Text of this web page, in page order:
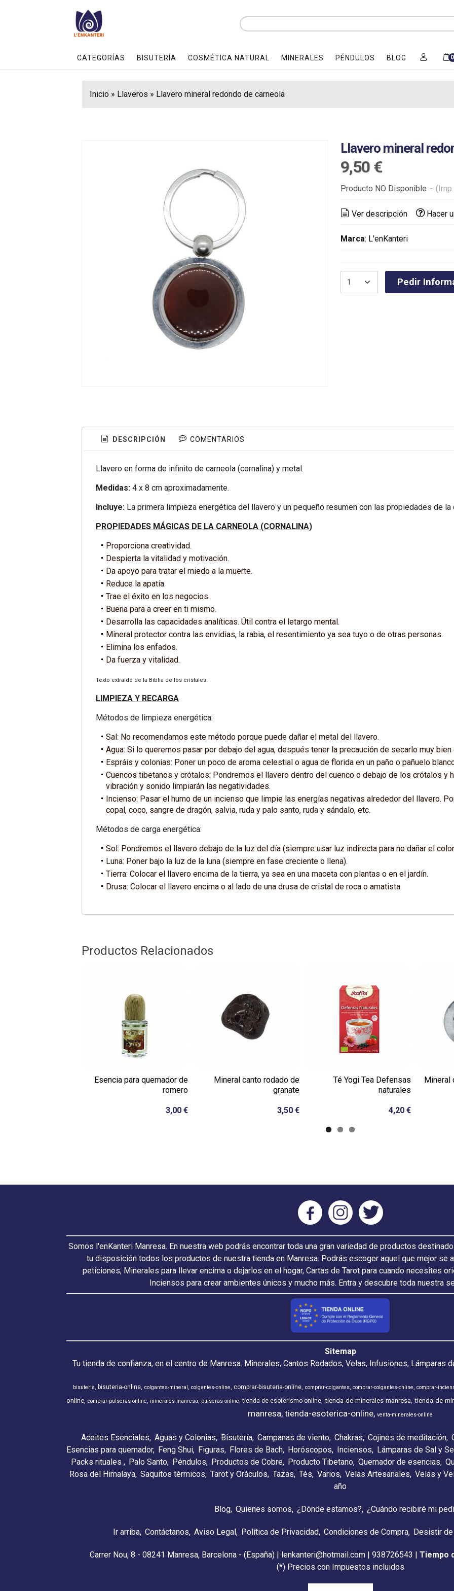
CATEGORÍAS BISUTERÍA COSMÉTICA NATURAL MINERALES PÉNDULOS BLOG 0
Inicio» Llaveros » Llavero mineral redondo de carneola
Llavero mineral
9,50 €
Producto NO Disponible -
Ver descripción Hacer
Marca: L'enKanteri
Pedir
DESCRIPCIÓN COMENTARIOS
Llavero en forma de infinito de carneola (cornalina) y metal.
Medidas:4 x 8 cm aproximadamente.
Incluye: La primera limpieza energética del llavero y un pequeño resumen con las propiedades de la
PROPIEDADES MÁGICAS DE LA CARNEOLA (CORNALINA)
Proporciona creatividad.
Despierta la vitalidad y motivación.
Da apoyo para tratar el miedo a la muerte.
Reduce la apatía.
Trae el éxito en los negocios.
Buena para a creer en ti mismo.
Desarrolla las capacidades analíticas. Útil contra el letargo mental.
Mineral protector contra las envidias, la rabia, el resentimiento ya sea tuyo o de otras personas.
Elimina los enfados.
Da fuerza y vitalidad.
Texto extraído de la Biblia de los cristales.
LIMPIEZA Y RECARGA
Métodos de limpieza energética:
Sal: No recomendamos este método porque puede dañar el metal del llavero.
Agua: Si lo queremos pasar por debajo del agua, después tener la precaución de secarlo muy bien
Espráis y colonias: Poner un poco de aroma celestial o agua de florida en un paño o pañuelo
Cuencos tibetanos y crótalos: Pondremos el llavero dentro del cuenco o debajo de los crótalos y
vibración y sonido limpiarán las negatividades.
Incienso: Pasar el humo de un incienso que limpie las energías negativas alrededor del llavero.
copal, coco, sangre de dragón, salvia, ruda y palo santo, ruda y sándalo, etc.
Métodos de carga energética:
Sol: Pondremos el llavero debajo de la luz del día (siempre usar luz indirecta para no dañar el
Luna: Poner bajo la luz de la luna (siempre en fase creciente o llena).
Tierra: Colocar el llavero encima de la tierra, ya sea en una maceta con plantas o en el jardín.
Drusa: Colocar el llavero encima o al lado de una drusa de cristal de roca o amatista.
Productos Relacionados
Esencia para quemador de
romero
3,00 €
Mineral canto rodado de
granate
3,50 €
Té Yogi Tea Defensas
naturales
4,20 €
Mineral
Somos l'enKanteri Manresa. En nuestra web podrás encontrar toda una gran variedad de productos
tu disposición todos los productos de nuestra tienda en Manresa. Podrás escoger aquel que mejor se
peticiones, Minerales para llevar encima o dejarlos en el hogar, Cartas de Tarot para cuando necesites
Inciensos para crear ambientes únicos y mucho más. Entra y descubre toda nuestra
Sitemap
Tu tienda de confianza, en el centro de Manresa. Minerales, Cantos Rodados, Velas, Infusiones, Lámparas
bisuteria bisuteria-online colgantes-mineral colgantes-online comprar-bisuteria-online comprar-colgantes comprar-colgantes-online comprar-
online comprar-pulseras-online minerales-manresa pulseras-online tienda-de-esoterismo-online tienda-de-minerales-manresa tienda-de-
manresa tienda-esoterica-online venta-minerales-online
Aceites Esenciales Aguas y Colonias Bisutería Campanas de viento Chakras Cojines de meditación
Esencias para quemador Feng Shui Figuras Flores de Bach Horóscopos Inciensos Lámparas de Sal y
Packs rituales Palo Santo Péndulos Productos de Cobre Producto Tibetano Quemador de esencias
Rosa del Himalaya Saquitos térmicos Tarot y Oráculos Tazas Tés Varios Velas Artesanales Velas y
año
Blog Quienes somos ¿Dónde estamos? ¿Cuándo recibiré mi
Ir arriba Contáctanos Aviso Legal Política de Privacidad Condiciones de Compra Desistir
Carrer Nou, 8 - 08241 Manresa, Barcelona - (España) | lenkanteri@hotmail.com |938726543 |Tiempo
(*) Precios con Impuestos incluidos